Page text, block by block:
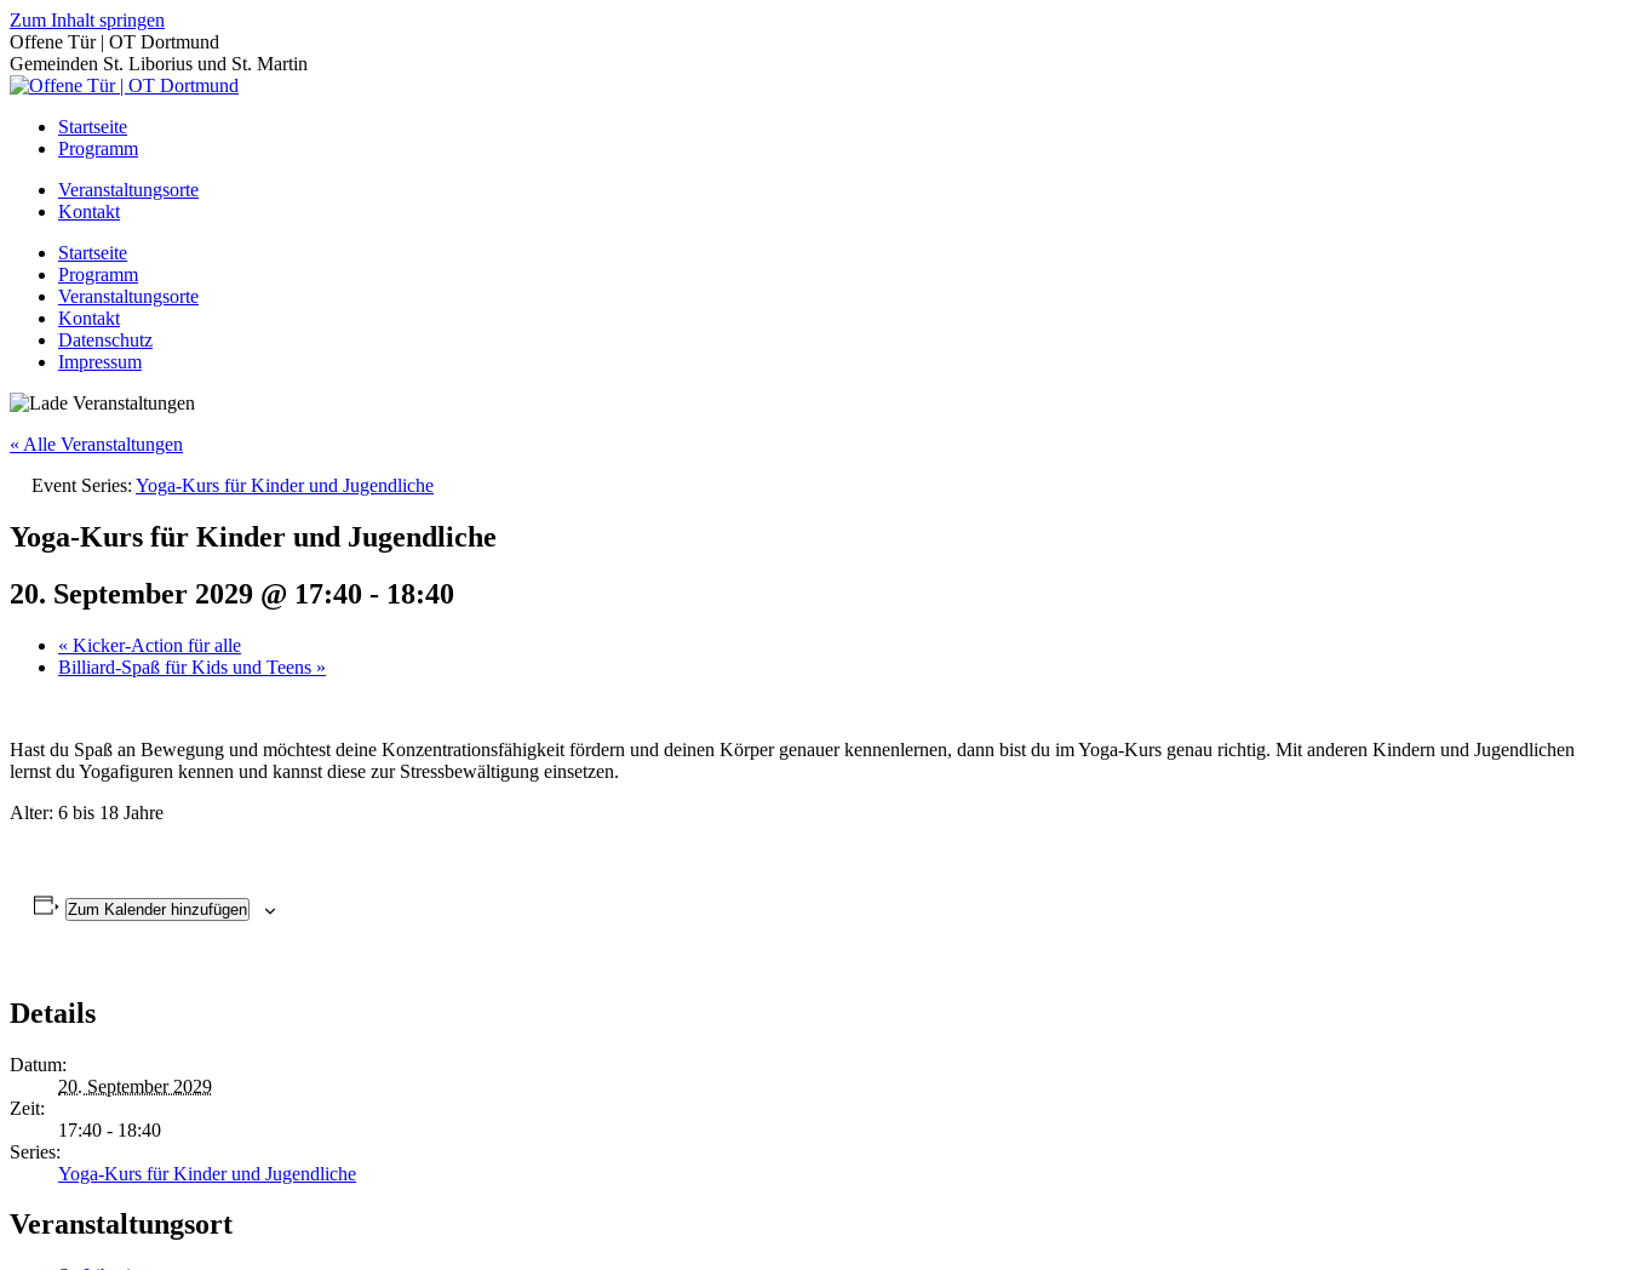
Zum Inhalt springen
Offene Tür | OT Dortmund
Gemeinden St. Liborius und St. Martin
Startseite
Programm
Veranstaltungsorte
Kontakt
Startseite
Programm
Veranstaltungsorte
Kontakt
Datenschutz
Impressum
« Alle Veranstaltungen
Event Series: Yoga-Kurs für Kinder und Jugendliche
Yoga-Kurs für Kinder und Jugendliche
20. September 2029 @ 17:40 - 18:40
« Kicker-Action für alle
Billiard-Spaß für Kids und Teens »
Hast du Spaß an Bewegung und möchtest deine Konzentrationsfähigkeit fördern und deinen Körper genauer kennenlernen, dann bist du im Yoga-Kurs genau richtig. Mit anderen Kindern und Jugendlichen
lernst du Yogafiguren kennen und kannst diese zur Stressbewältigung einsetzen.
Alter: 6 bis 18 Jahre
Zum Kalender hinzufügen
Details
Datum:
20. September 2029
Zeit:
17:40 - 18:40
Series:
Yoga-Kurs für Kinder und Jugendliche
Veranstaltungsort